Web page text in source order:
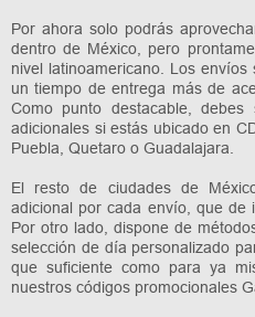
Por ahora solo podrás
dentro de México, pero
nivel latinoamericano. Los
un tiempo de entrega más de
Como punto destacable,
adicionales si estás ubicado en
Puebla, Quetaro o Guadalajara.
El resto de ciudades de
adicional por cada envío, que de
Por otro lado, dispone de
selección de día personalizado
que suficiente como para ya
nuestros códigos promocionales